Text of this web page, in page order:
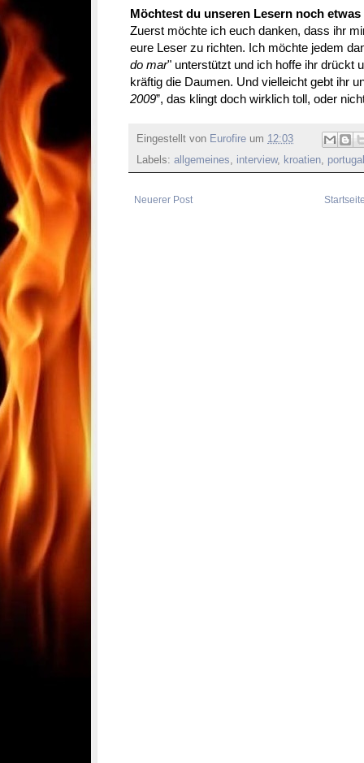
Möchtest du unseren Lesern noch etwas
Zuerst möchte ich euch danken, dass ihr
eure Leser zu richten. Ich möchte jedem
do mar" unterstützt und ich hoffe ihr drückt
kräftig die Daumen. Und vielleicht gebt ihr
2009”, das klingt doch wirklich toll, oder
Eingestellt von Eurofire um 12:03
Labels: allgemeines, interview, kroatien, portugal
Neuerer Post